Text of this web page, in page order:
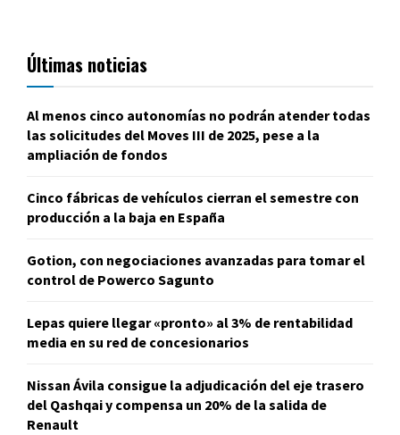
Últimas noticias
Al menos cinco autonomías no podrán atender todas
las solicitudes del Moves III de 2025, pese a la
ampliación de fondos
Cinco fábricas de vehículos cierran el semestre con
producción a la baja en España
Gotion, con negociaciones avanzadas para tomar el
control de Powerco Sagunto
Lepas quiere llegar «pronto» al 3% de rentabilidad
media en su red de concesionarios
Nissan Ávila consigue la adjudicación del eje trasero
del Qashqai y compensa un 20% de la salida de
Renault